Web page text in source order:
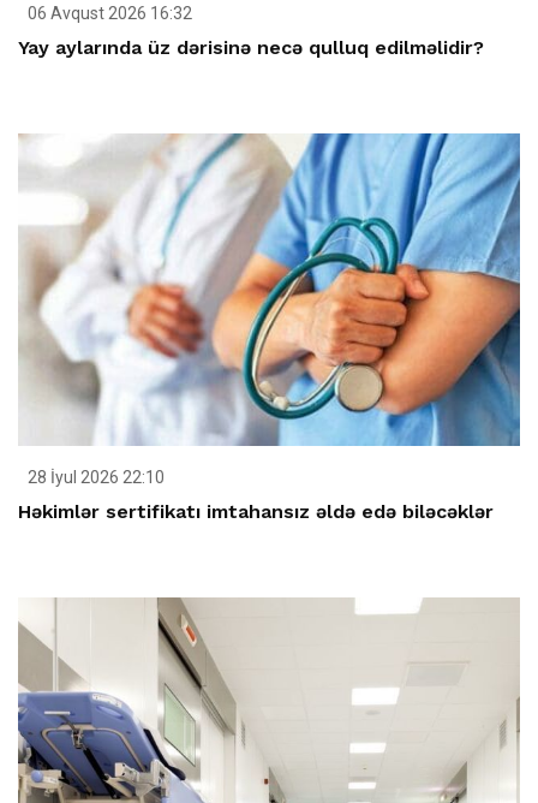
06 Avqust 2026 16:32
Yay aylarında üz dərisinə necə qulluq edilməlidir?
28 İyul 2026 22:10
Həkimlər sertifikatı imtahansız əldə edə biləcəklər